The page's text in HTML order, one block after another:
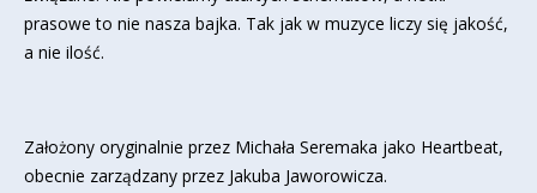
prasowe to nie nasza bajka. Tak jak w muzyce liczy się jakość,
a nie ilość.
Założony oryginalnie przez Michała Seremaka jako Heartbeat,
obecnie zarządzany przez Jakuba Jaworowicza.